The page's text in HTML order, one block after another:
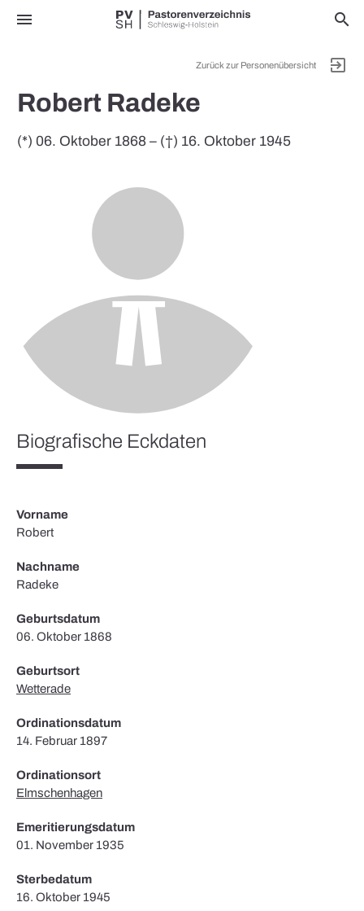
menu search
Zurück zur Personenübersicht exit_to_app
Robert Radeke
(*) 06. Oktober 1868 – (†) 16. Oktober 1945
Biografische Eckdaten
Vorname
Robert
Nachname
Radeke
Geburtsdatum
06. Oktober 1868
Geburtsort
Wetterade
Ordinationsdatum
14. Februar 1897
Ordinationsort
Elmschenhagen
Emeritierungsdatum
01. November 1935
Sterbedatum
16. Oktober 1945